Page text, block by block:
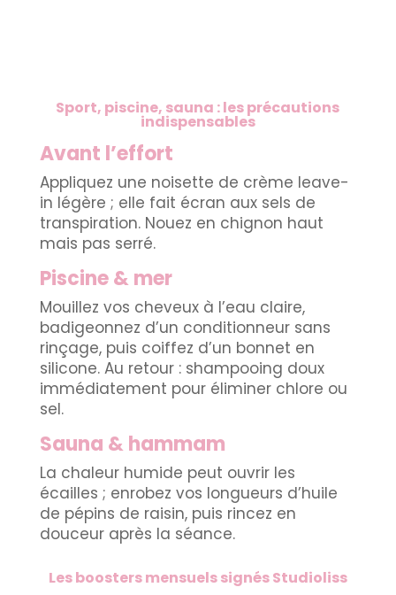
Sport, piscine, sauna : les précautions
indispensables
Avant l’effort
Appliquez une noisette de crème leave-
in légère ; elle fait écran aux sels de
transpiration. Nouez en chignon haut
mais pas serré.
Piscine & mer
Mouillez vos cheveux à l’eau claire,
badigeonnez d’un conditionneur sans
rinçage, puis coiffez d’un bonnet en
silicone. Au retour : shampooing doux
immédiatement pour éliminer chlore ou
sel.
Sauna & hammam
La chaleur humide peut ouvrir les
écailles ; enrobez vos longueurs d’huile
de pépins de raisin, puis rincez en
douceur après la séance.
Les boosters mensuels signés Studioliss